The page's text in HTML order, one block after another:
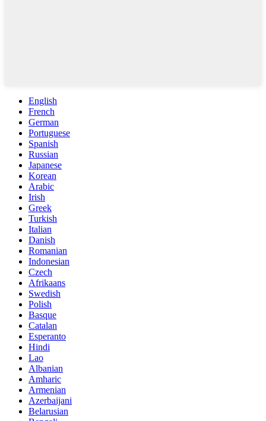
English
French
German
Portuguese
Spanish
Russian
Japanese
Korean
Arabic
Irish
Greek
Turkish
Italian
Danish
Romanian
Indonesian
Czech
Afrikaans
Swedish
Polish
Basque
Catalan
Esperanto
Hindi
Lao
Albanian
Amharic
Armenian
Azerbaijani
Belarusian